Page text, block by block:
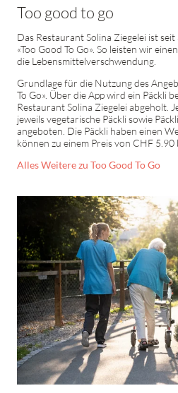
Too good to go
Das Restaurant Solina Ziegelei ist
«Too Good To Go». So leisten wir
die Lebensmittelverschwendung.
Grundlage für die Nutzung des
To Go». Über die App wird ein Päckli
Restaurant Solina Ziegelei abgeholt.
jeweils vegetarische Päckli sowie
angeboten. Die Päckli haben einen
können zu einem Preis von CHF 5.90
Alles Weitere zu Too Good To Go